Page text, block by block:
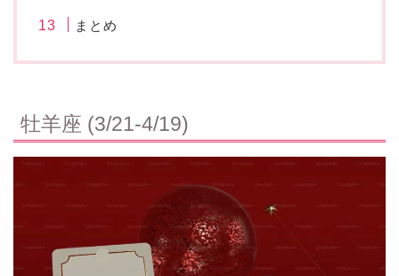
まとめ
牡羊座 (3/21-4/19)